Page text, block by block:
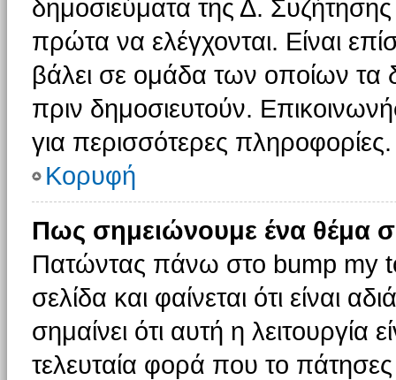
δημοσιεύματα της Δ.
πρώτα να ελέγχονται. Είναι
βάλει σε ομάδα των οποίων τα
πριν δημοσιευτούν.
για περισσότερες πληροφορίες.
Κορυφή
Πως σημειώνουμε ένα θέμα
Πατώντας πάνω στο bump my
σελίδα και φαίνεται ότι είναι
σημαίνει ότι αυτή η λειτουργία
τελευταία φορά που το πάτησες